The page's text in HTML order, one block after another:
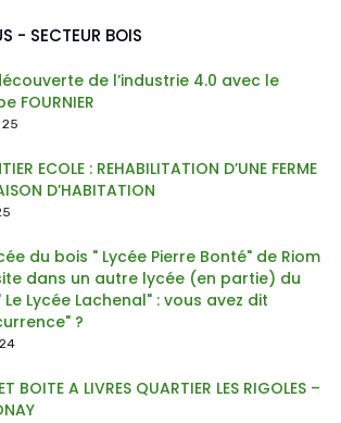
- SECTEUR BOIS
de l’industrie 4.0 avec le
FOURNIER
ECOLE : REHABILITATION D’UNE FERME
D’HABITATION
du bois " Lycée Pierre Bonté" de Riom
dans un autre lycée (en partie) du
Le Lycée Lachenal" : vous avez dit
?
BOITE A LIVRES QUARTIER LES RIGOLES –